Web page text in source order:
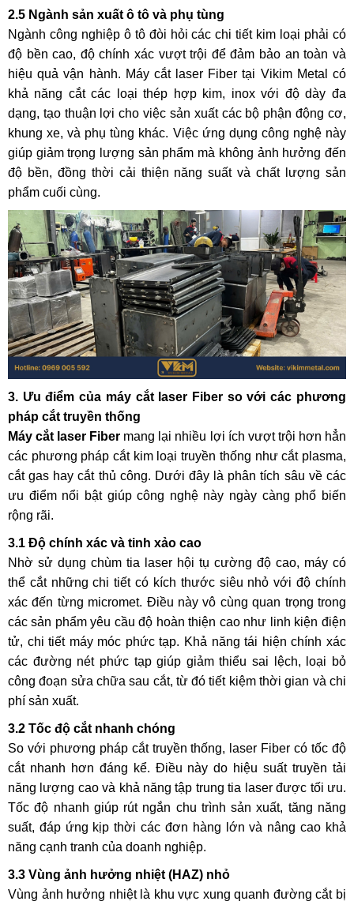
2.5 Ngành sản xuất ô tô và phụ tùng
Ngành công nghiệp ô tô đòi hỏi các chi tiết kim loại phải có
độ bền cao, độ chính xác vượt trội để đảm bảo an toàn và
hiệu quả vận hành. Máy cắt laser Fiber tại Vikim Metal có
khả năng cắt các loại thép hợp kim, inox với độ dày đa
dạng, tạo thuận lợi cho việc sản xuất các bộ phận động cơ,
khung xe, và phụ tùng khác. Việc ứng dụng công nghệ này
giúp giảm trọng lượng sản phẩm mà không ảnh hưởng đến
độ bền, đồng thời cải thiện năng suất và chất lượng sản
phẩm cuối cùng.
3. Ưu điểm của máy cắt laser Fiber so với các phương
pháp cắt truyền thống
Máy cắt laser Fiber mang lại nhiều lợi ích vượt trội hơn hẳn
các phương pháp cắt kim loại truyền thống như cắt plasma,
cắt gas hay cắt thủ công. Dưới đây là phân tích sâu về các
ưu điểm nổi bật giúp công nghệ này ngày càng phổ biến
rộng rãi.
3.1 Độ chính xác và tinh xảo cao
Nhờ sử dụng chùm tia laser hội tụ cường độ cao, máy có
thể cắt những chi tiết có kích thước siêu nhỏ với độ chính
xác đến từng micromet. Điều này vô cùng quan trọng trong
các sản phẩm yêu cầu độ hoàn thiện cao như linh kiện điện
tử, chi tiết máy móc phức tạp. Khả năng tái hiện chính xác
các đường nét phức tạp giúp giảm thiểu sai lệch, loại bỏ
công đoạn sửa chữa sau cắt, từ đó tiết kiệm thời gian và chi
phí sản xuất.
3.2 Tốc độ cắt nhanh chóng
So với phương pháp cắt truyền thống, laser Fiber có tốc độ
cắt nhanh hơn đáng kể. Điều này do hiệu suất truyền tải
năng lượng cao và khả năng tập trung tia laser được tối ưu.
Tốc độ nhanh giúp rút ngắn chu trình sản xuất, tăng năng
suất, đáp ứng kịp thời các đơn hàng lớn và nâng cao khả
năng cạnh tranh của doanh nghiệp.
3.3 Vùng ảnh hưởng nhiệt (HAZ) nhỏ
Vùng ảnh hưởng nhiệt là khu vực xung quanh đường cắt bị